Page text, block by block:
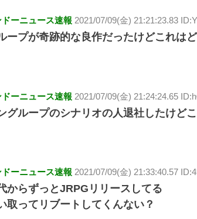
ーニュース速報 2021/07/09(金) 21:21:23.83
ープが奇跡的な良作だったけどこれは
ーニュース速報 2021/07/09(金) 21:24:24.65
グループのシナリオの人退社したけど
ーニュース速報 2021/07/09(金) 21:33:40.57
からずっとJRPGリリースしてる
取ってリブートしてくんない？